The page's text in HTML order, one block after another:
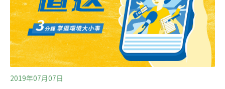
2019年07月07日